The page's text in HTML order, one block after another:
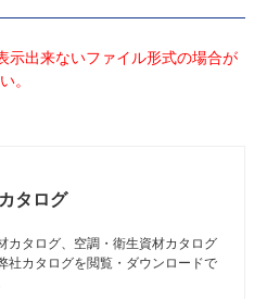
示出来ないファイル形式の場合が
。
タログ
カタログ、空調・衛生資材カタログ
社カタログを閲覧・ダウンロードで